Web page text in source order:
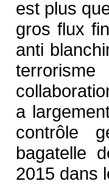
est plus
gros flux
anti
a
contrôle
bagatelle
2015 dans